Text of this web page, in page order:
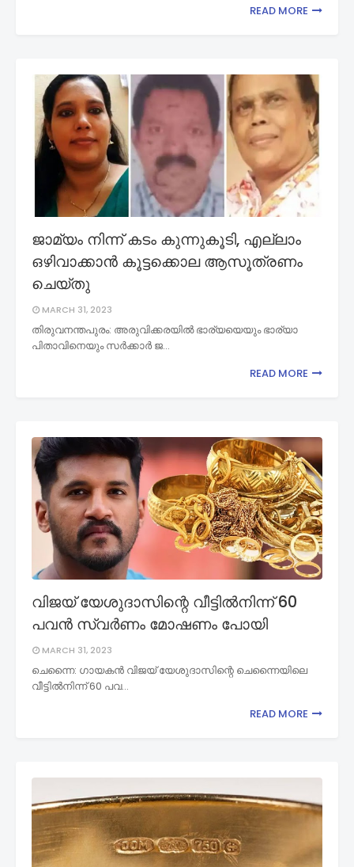
READ MORE
ജാമ്യം നിന്ന് കടം കുന്നുകൂടി, എല്ലാം
ഒഴിവാക്കാൻ കൂട്ടക്കൊല ആസൂത്രണം
ചെയ്തു
MARCH 31, 2023
തിരുവനന്തപുരം: അരുവിക്കരയിൽ ഭാര്യയെയും ഭാര്യാ
പിതാവിനെയും സർക്കാർ ജ…
READ MORE
വിജയ് യേശുദാസിന്റെ വീട്ടില്‍നിന്ന് 60
പവന്‍ സ്വര്‍ണം മോഷണം പോയി
MARCH 31, 2023
ചെന്നൈ: ഗായകന്‍ വിജയ് യേശുദാസിന്റെ ചെന്നൈയിലെ
വീട്ടില്‍നിന്ന് 60 പവ…
READ MORE